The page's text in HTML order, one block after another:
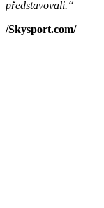
představovali.“
/Skysport.com/